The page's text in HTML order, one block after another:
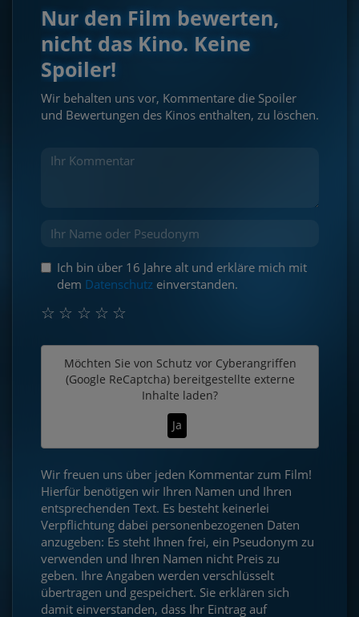
Nur den Film bewerten,
nicht das Kino. Keine
Spoiler!
Wir behalten uns vor, Kommentare die Spoiler
und Bewertungen des Kinos enthalten, zu löschen.
Ich bin über 16 Jahre alt und erkläre mich mit
dem Datenschutz einverstanden.
☆
☆
☆
☆
☆
Möchten Sie von Schutz vor Cyberangriffen
(Google ReCaptcha)bereitgestellte externe
Inhalte laden?
Ja
Wir freuen uns über jeden Kommentar zum Film!
Hierfür benötigen wir Ihren Namen und Ihren
entsprechenden Text. Es besteht keinerlei
Verpflichtung dabei personenbezogenen Daten
anzugeben: Es steht Ihnen frei, ein Pseudonym zu
verwenden und Ihren Namen nicht Preis zu
geben. Ihre Angaben werden verschlüsselt
übertragen und gespeichert. Sie erklären sich
damit einverstanden, dass Ihr Eintrag auf